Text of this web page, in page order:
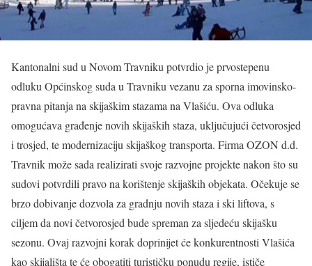
Kantonalni sud u Novom Travniku potvrdio je prvostepenu
odluku Općinskog suda u Travniku vezanu za sporna imovinsko-
pravna pitanja na skijaškim stazama na Vlašiću. Ova odluka
omogućava građenje novih skijaških staza, uključujući četvorosjed
i trosjed, te modernizaciju skijaškog transporta. Firma OZON d.d.
Travnik može sada realizirati svoje razvojne projekte nakon što su
sudovi potvrdili pravo na korištenje skijaških objekata. Očekuje se
brzo dobivanje dozvola za gradnju novih staza i ski liftova, s
ciljem da novi četvorosjed bude spreman za sljedeću skijašku
sezonu. Ovaj razvojni korak doprinijet će konkurentnosti Vlašića
kao skijališta te će obogatiti turističku ponudu regije, ističe